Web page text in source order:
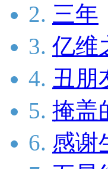
2. 三年
3. 亿维
4. 丑朋
5. 掩盖
6. 感谢